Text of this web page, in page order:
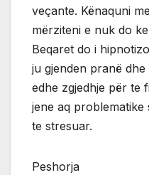
veçante. Kënaquni
mërziteni e nuk do
Beqaret do i
ju gjenden pranë
edhe zgjedhje për te
jene aq problematike
te stresuar.
Peshorja